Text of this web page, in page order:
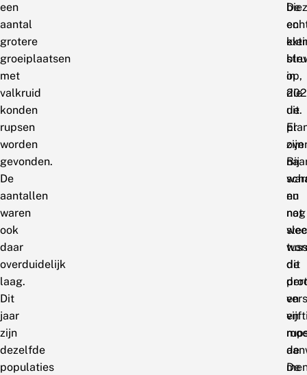
een
aantal
grotere
groeiplaatsen
met
valkruid
konden
rupsen
worden
gevonden.
De
aantallen
waren
ook
daar
overduidelijk
laag.
Dit
jaar
zijn
dezelfde
populaties
De
in
uit.
Er
zijn
nu
nog
de
en
De
en
op,
die
de
Bij
en
nat
dit
en
de